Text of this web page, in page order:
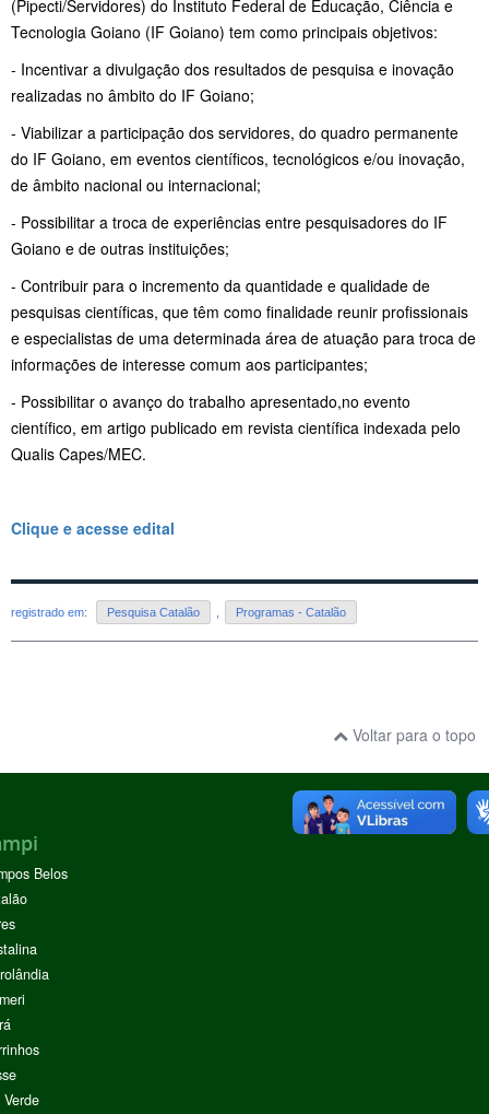
(Pipecti/Servidores) do Instituto Federal de Educação, Ciência e
Tecnologia Goiano (IF Goiano) tem como principais objetivos:
- Incentivar a divulgação dos resultados de pesquisa e inovação
realizadas no âmbito do IF Goiano;
- Viabilizar a participação dos servidores, do quadro permanente
do IF Goiano, em eventos científicos, tecnológicos e/ou inovação,
de âmbito nacional ou internacional;
- Possibilitar a troca de experiências entre pesquisadores do IF
Goiano e de outras instituições;
- Contribuir para o incremento da quantidade e qualidade de
pesquisas científicas, que têm como finalidade reunir profissionais
e especialistas de uma determinada área de atuação para troca de
informações de interesse comum aos participantes;
- Possibilitar o avanço do trabalho apresentado,no evento
científico, em artigo publicado em revista científica indexada pelo
Qualis Capes/MEC.
Clique e acesse edital
registrado em: Pesquisa Catalão Programas - Catalão
Voltar para o topo
Belos